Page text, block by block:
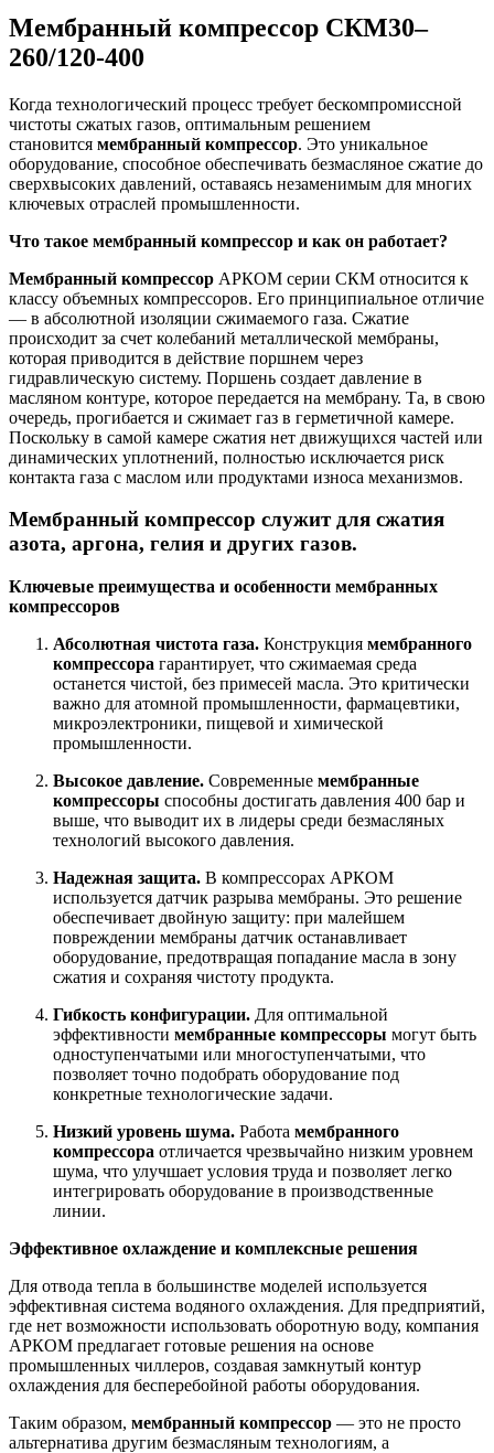
Мембранный компрессор СКМ30–
260/120-400
Когда технологический процесс требует бескомпромиссной
чистоты сжатых газов, оптимальным решением
становится мембранный компрессор. Это уникальное
оборудование, способное обеспечивать безмасляное сжатие до
сверхвысоких давлений, оставаясь незаменимым для многих
ключевых отраслей промышленности.
Что такое мембранный компрессор и как он работает?
Мембранный компрессор АРКОМ серии СКМ относится к
классу объемных компрессоров. Его принципиальное отличие
— в абсолютной изоляции сжимаемого газа. Сжатие
происходит за счет колебаний металлической мембраны,
которая приводится в действие поршнем через
гидравлическую систему. Поршень создает давление в
масляном контуре, которое передается на мембрану. Та, в свою
очередь, прогибается и сжимает газ в герметичной камере.
Поскольку в самой камере сжатия нет движущихся частей или
динамических уплотнений, полностью исключается риск
контакта газа с маслом или продуктами износа механизмов.
Мембранный компрессор служит для сжатия
азота, аргона, гелия и других газов.
Ключевые преимущества и особенности мембранных
компрессоров
Абсолютная чистота газа. Конструкция мембранного
компрессора гарантирует, что сжимаемая среда
останется чистой, без примесей масла. Это критически
важно для атомной промышленности, фармацевтики,
микроэлектроники, пищевой и химической
промышленности.
Высокое давление. Современные мембранные
компрессоры способны достигать давления 400 бар и
выше, что выводит их в лидеры среди безмасляных
технологий высокого давления.
Надежная защита. В компрессорах АРКОМ
используется датчик разрыва мембраны. Это решение
обеспечивает двойную защиту: при малейшем
повреждении мембраны датчик останавливает
оборудование, предотвращая попадание масла в зону
сжатия и сохраняя чистоту продукта.
Гибкость конфигурации. Для оптимальной
эффективности мембранные компрессоры могут быть
одноступенчатыми или многоступенчатыми, что
позволяет точно подобрать оборудование под
конкретные технологические задачи.
Низкий уровень шума. Работа мембранного
компрессора отличается чрезвычайно низким уровнем
шума, что улучшает условия труда и позволяет легко
интегрировать оборудование в производственные
линии.
Эффективное охлаждение и комплексные решения
Для отвода тепла в большинстве моделей используется
эффективная система водяного охлаждения. Для предприятий,
где нет возможности использовать оборотную воду, компания
АРКОМ предлагает готовые решения на основе
промышленных чиллеров, создавая замкнутый контур
охлаждения для бесперебойной работы оборудования.
Таким образом, мембранный компрессор — это не просто
альтернатива другим безмасляным технологиям, а